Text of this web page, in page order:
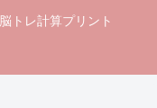
脳トレ計算プリント